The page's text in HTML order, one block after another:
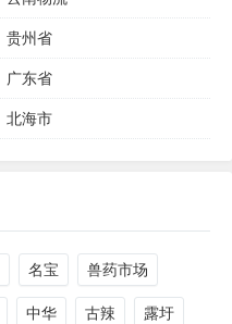
贵州省
广东省
北海市
名宝 兽药市场
中华 古辣 露圩